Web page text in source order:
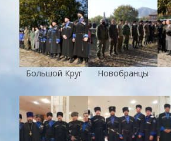
Большой Круг Новобранцы